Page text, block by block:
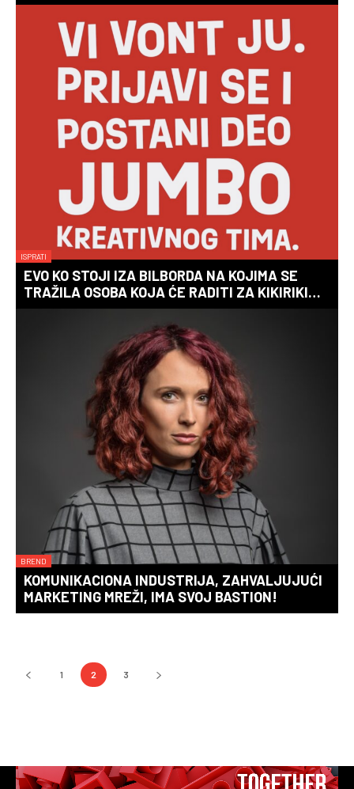
ISPRATI
EVO KO STOJI IZA BILBORDA NA KOJIMA SE
TRAŽILA OSOBA KOJA ĆE RADITI ZA KIKIRIKI…
BREND
KOMUNIKACIONA INDUSTRIJA, ZAHVALJUJUĆI
MARKETING MREŽI, IMA SVOJ BASTION!
1 2 3